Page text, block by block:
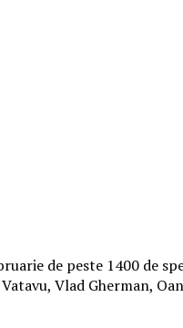
de peste 1400 de
Vlad Gherman,